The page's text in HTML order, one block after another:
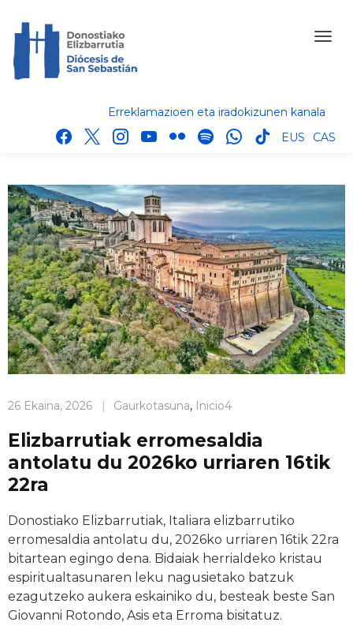
Erreklamazioen eta iradokizunen kanala
facebook
x instagram
youtube
flickr spotifywhatsapp
tik
EUS CAS
26 Ekaina, 2026 | Gaurkotasuna, Inicio4
Elizbarrutiak erromesaldia
antolatu du 2026ko urriaren 16tik
22ra
Donostiako Elizbarrutiak, Italiara elizbarrutiko
erromesaldia antolatu du, 2026ko urriaren 16tik 22ra
bitartean egingo dena. Bidaiak herrialdeko kristau
espiritualtasunaren leku nagusietako batzuk
ezagutzeko aukera eskainiko du, besteak beste San
Giovanni Rotondo, Asis eta Erroma bisitatuz.